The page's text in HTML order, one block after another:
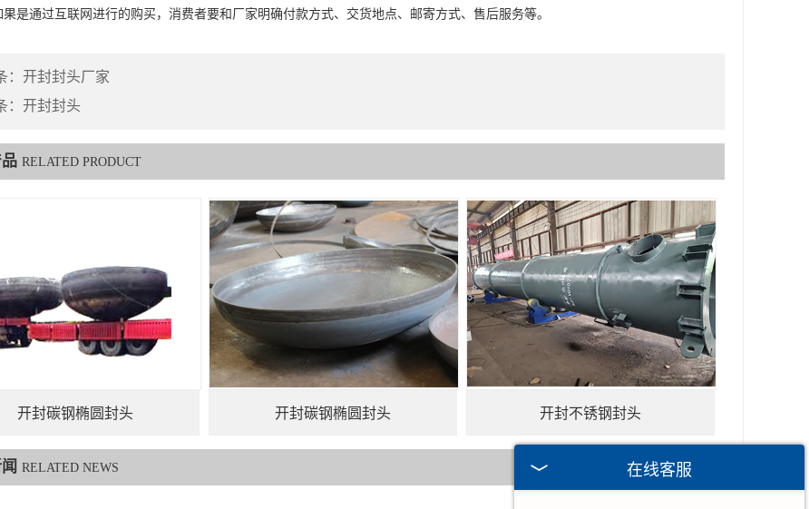
通过互联网进行的购买，消费者要和厂家明确付款方式、交货地点、邮寄方式、售后服务等。
： 开封封头厂家
： 开封封头
RELATED PRODUCT
开封碳钢椭圆封头 开封碳钢椭圆封头 开封不锈钢封头
RELATED NEWS 在线客服